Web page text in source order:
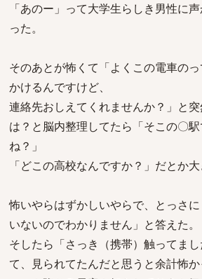
「あのー」って大学生らしき男性に
った。
そのあとが怖くて「よくこの電車の
かけるんですけど、
連絡先おしえてくれませんか？」と突
は？と脳内整理してたら「そこの〇
ね？」
「どこの高校なんですか？」だとか
怖いやらはずかしいやらで、とっさ
いないのでわかりません」と答えた。
そしたら「さっき（携帯）触ってま
て、見られてたんだと思うと余計怖か